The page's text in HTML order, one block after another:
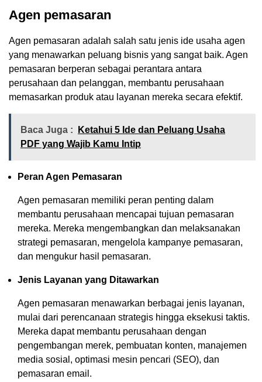
Agen pemasaran
Agen pemasaran adalah salah satu jenis ide usaha agen
yang menawarkan peluang bisnis yang sangat baik. Agen
pemasaran berperan sebagai perantara antara
perusahaan dan pelanggan, membantu perusahaan
memasarkan produk atau layanan mereka secara efektif.
Baca Juga :
Ketahui 5 Ide dan Peluang Usaha
PDF yang Wajib Kamu Intip
Peran Agen Pemasaran
Agen pemasaran memiliki peran penting dalam
membantu perusahaan mencapai tujuan pemasaran
mereka. Mereka mengembangkan dan melaksanakan
strategi pemasaran, mengelola kampanye pemasaran,
dan mengukur hasil pemasaran.
Jenis Layanan yang Ditawarkan
Agen pemasaran menawarkan berbagai jenis layanan,
mulai dari perencanaan strategis hingga eksekusi taktis.
Mereka dapat membantu perusahaan dengan
pengembangan merek, pembuatan konten, manajemen
media sosial, optimasi mesin pencari (SEO), dan
pemasaran email.